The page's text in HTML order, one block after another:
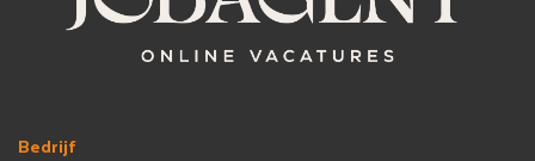
Bedrijf